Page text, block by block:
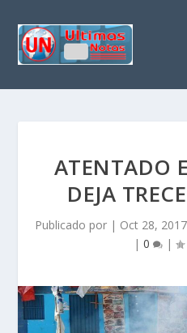
ATENTADO
DEJA
Publicado por | Oct 28, 2017
| 0 |